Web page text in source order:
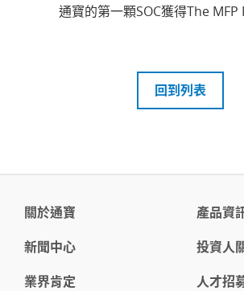
通寶的第一顆SOC獲得The
回到列表
關於通寶
產品資
新聞中心
投資人
業界肯定
人才招